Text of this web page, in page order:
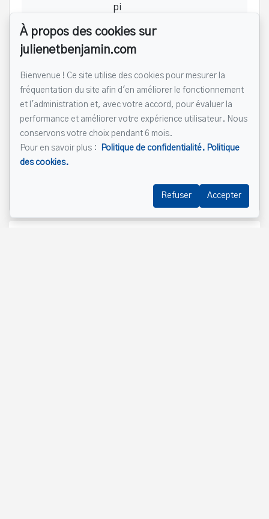
pi
SS1
Salle
familiale
31.8x26.6
bains
pi
SS1 Salle d'eau
5.11x4.1
pi
Céramique
SS1 Autre 7.5x7.5 pi
SS1 Rangement 12.3x13 pi
À propos des cookies sur
julienetbenjamin.com
Bienvenue ! Ce site utilise des cookies pour mesurer la
fréquentation du site afin d'en améliorer le fonctionnement
et l'administration et, avec votre accord, pour évaluer la
performance et améliorer votre expérience utilisateur. Nous
conservons votre choix pendant 6 mois.
Pour en savoir plus :
Politique de confidentialité. Politique
des cookies.
Refuser Accepter